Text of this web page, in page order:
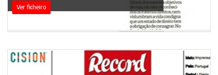
Ver ficheiro